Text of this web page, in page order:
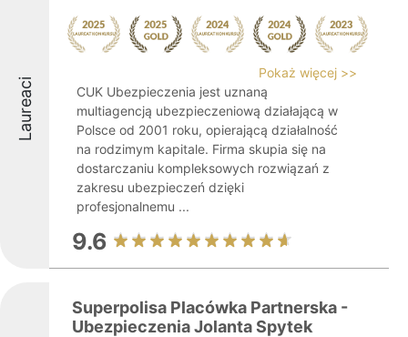
Laureaci
Pokaż więcej >>
CUK Ubezpieczenia jest uznaną
multiagencją ubezpieczeniową działającą w
Polsce od 2001 roku, opierającą działalność
na rodzimym kapitale. Firma skupia się na
dostarczaniu kompleksowych rozwiązań z
zakresu ubezpieczeń dzięki
profesjonalnemu ...
9.6
Superpolisa Placówka Partnerska -
Ubezpieczenia Jolanta Spytek